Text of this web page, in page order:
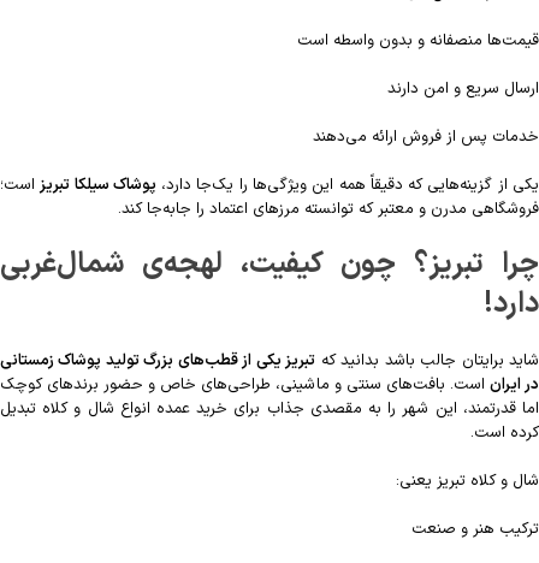
قیمت‌ها منصفانه و بدون واسطه است
ارسال سریع و امن دارند
خدمات پس از فروش ارائه می‌دهند
یکی از گزینه‌هایی که دقیقاً همه این ویژگی‌ها را یک‌جا دارد، پوشاک سیلکا تبریزاست؛
فروشگاهی مدرن و معتبر که توانسته مرزهای اعتماد را جابه‌جا کند.
چرا تبریز؟ چون کیفیت، لهجه‌ی شمال‌غربی
دارد!
شاید برایتان جالب باشد بدانید که تبریز یکی از قطب‌های بزرگ تولید پوشاک زمستانی
در ایران است. بافت‌های سنتی و ماشینی، طراحی‌های خاص و حضور برندهای کوچک
اما قدرتمند، این شهر را به مقصدی جذاب برای خرید عمده انواع شال و کلاه تبدیل
کرده است.
شال و کلاه تبریز یعنی:
ترکیب هنر و صنعت